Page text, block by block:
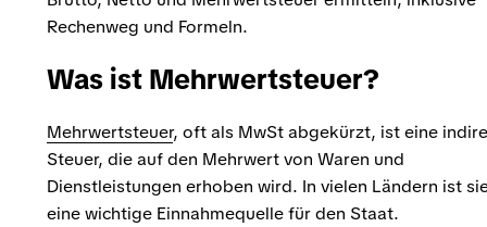
Rechenweg und Formeln.
Was ist Mehrwertsteuer?
Mehrwertsteuer, oft als MwSt abgekürzt, ist eine
Steuer, die auf den Mehrwert von Waren und
Dienstleistungen erhoben wird. In vielen Ländern ist
eine wichtige Einnahmequelle für den Staat.